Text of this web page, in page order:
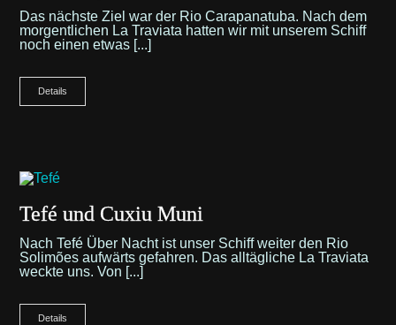
Das nächste Ziel war der Rio Carapanatuba. Nach dem
morgentlichen La Traviata hatten wir mit unserem Schiff
noch einen etwas [...]
Details
Tefé und Cuxiu Muni
Nach Tefé Über Nacht ist unser Schiff weiter den Rio
Solimões aufwärts gefahren. Das alltägliche La Traviata
weckte uns. Von [...]
Details